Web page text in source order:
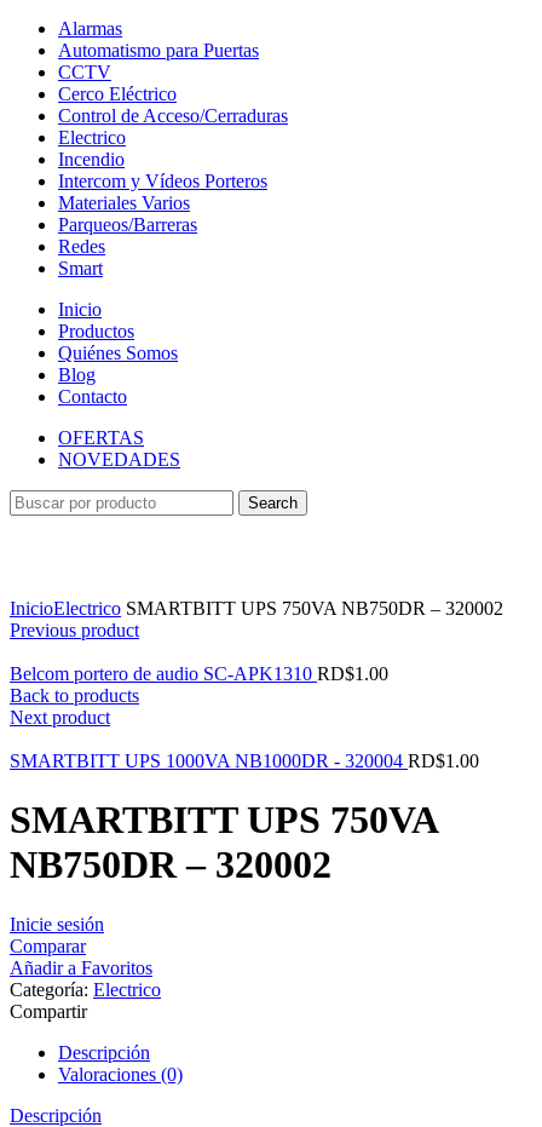
Alarmas
Automatismo para Puertas
CCTV
Cerco Eléctrico
Control de Acceso/Cerraduras
Electrico
Incendio
Intercom y Vídeos Porteros
Materiales Varios
Parqueos/Barreras
Redes
Smart
Inicio
Productos
Quiénes Somos
Blog
Contacto
OFERTAS
NOVEDADES
Search
InicioElectrico SMARTBITT UPS 750VA NB750DR – 320002
Previous product
Belcom portero de audio SC-APK1310 RD$1.00
Back to products
Next product
SMARTBITT UPS 1000VA NB1000DR - 320004 RD$1.00
SMARTBITT UPS 750VA
NB750DR – 320002
Inicie sesión
Comparar
Añadir a Favoritos
Categoría: Electrico
Compartir
Descripción
Valoraciones (0)
Descripción